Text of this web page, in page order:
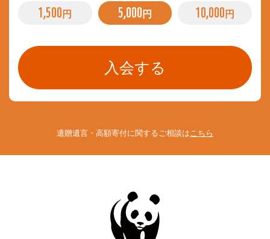
1,500 円 5,000 円 10,000 円
遺贈遺言・高額寄付に関するご相談はこちら